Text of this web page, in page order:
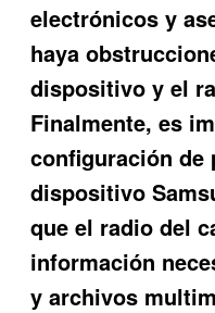
electrónicos y
haya
dispositivo y el
Finalmente, es
configuración de
dispositivo
que el radio del
información
y archivos